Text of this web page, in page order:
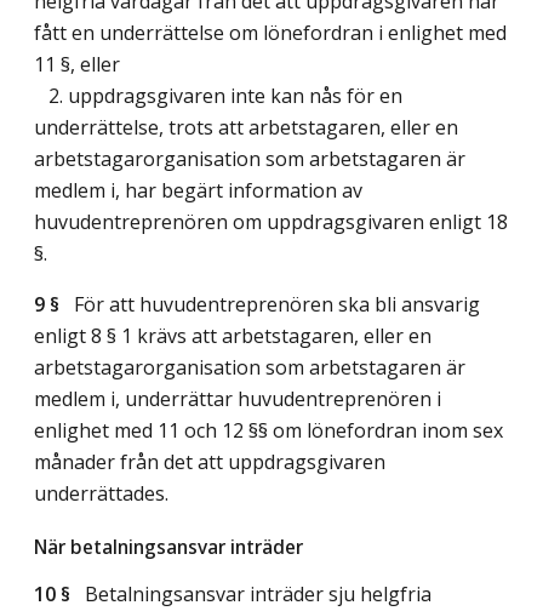
fått en underrättelse om lönefordran i enlighet med
11 §, eller
2. uppdragsgivaren inte kan nås för en
underrättelse, trots att arbetstagaren, eller en
arbetstagarorganisation som arbetstagaren är
medlem i, har begärt information av
huvudentreprenören om uppdragsgivaren enligt 18
§.
9 § För att huvudentreprenören ska bli ansvarig
enligt 8 § 1 krävs att arbetstagaren, eller en
arbetstagarorganisation som arbetstagaren är
medlem i, underrättar huvudentreprenören i
enlighet med 11 och 12 §§ om lönefordran inom sex
månader från det att uppdragsgivaren
underrättades.
När betalningsansvar inträder
10 § Betalningsansvar inträder sju helgfria